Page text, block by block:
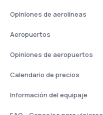
Opiniones de aerolíneas
Aeropuertos
Opiniones de aeropuertos
Calendario de precios
Información del equipaje